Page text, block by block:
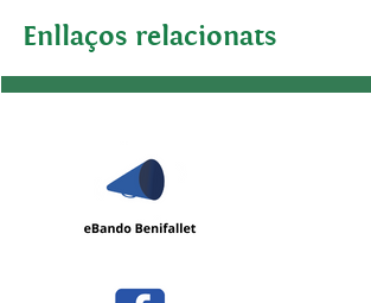
Enllaços relacionats